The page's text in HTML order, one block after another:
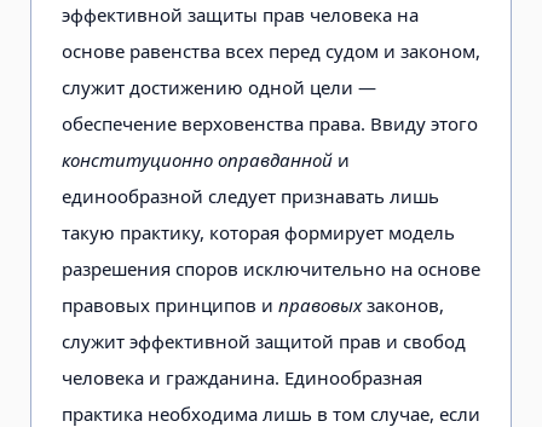
эффективной защиты прав человека на
основе равенства всех перед судом и законом,
служит достижению одной цели —
обеспечение верховенства права. Ввиду этого
конституционно оправданной и
единообразной следует признавать лишь
такую практику, которая формирует модель
разрешения споров исключительно на основе
правовых принципов и правовыхзаконов,
служит эффективной защитой прав и свобод
человека и гражданина. Единообразная
практика необходима лишь в том случае, если